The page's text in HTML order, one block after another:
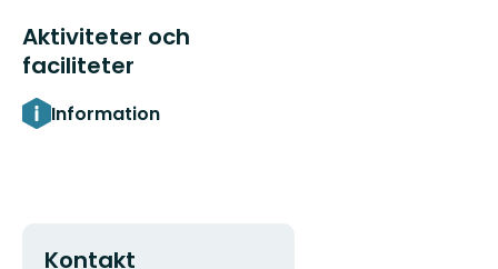
Aktiviteter och
faciliteter
Information
Kontakt